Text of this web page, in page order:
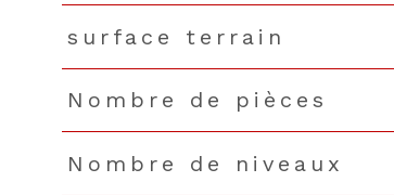
surface terrain
Nombre de pièces
Nombre de niveaux